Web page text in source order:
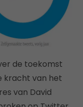
de toekomst
kracht van het
van David